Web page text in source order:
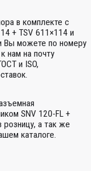
в комплекте с
+ TSV 611×114 и
Вы можете по номеру
нам на почту
и ISO,
SNV 120-FL +
а так же
каталоге.